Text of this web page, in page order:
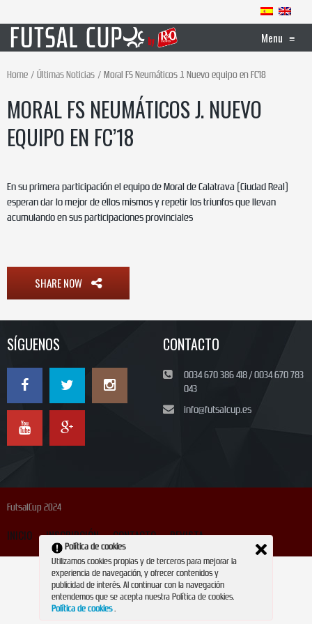
Menu ≡
Home Últimas Noticias Moral FS Neumáticos J. Nuevo equipo en FC’18
MORAL FS NEUMÁTICOS J. NUEVO
EQUIPO EN FC’18
En su primera participación el equipo de Moral de Calatrava (Ciudad Real)
esperan dar lo mejor de ellos mismos y repetir los triunfos que llevan
acumulando en sus participaciones provinciales
SHARE NOW
SÍGUENOS CONTACTO
0034 670 386 418 / 0034 670 783
043
info@futsalcup.es
FutsalCup 2024
INICIO INSCRIPCIÓN CONTACTO REVISTA
Política de cookies
Utilizamos cookies propias y de terceros para mejorar la
experiencia de navegación, y ofrecer contenidos y
publicidad de interés. Al continuar con la navegación
entendemos que se acepta nuestra Política de cookies.
Política de cookies.